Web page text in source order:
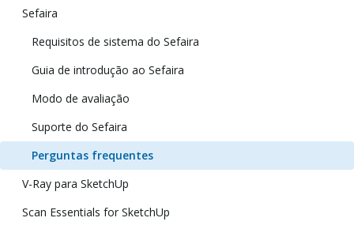
Sefaira
Requisitos de sistema do Sefaira
Guia de introdução ao Sefaira
Modo de avaliação
Suporte do Sefaira
Perguntas frequentes
V-Ray para SketchUp
Scan Essentials for SketchUp